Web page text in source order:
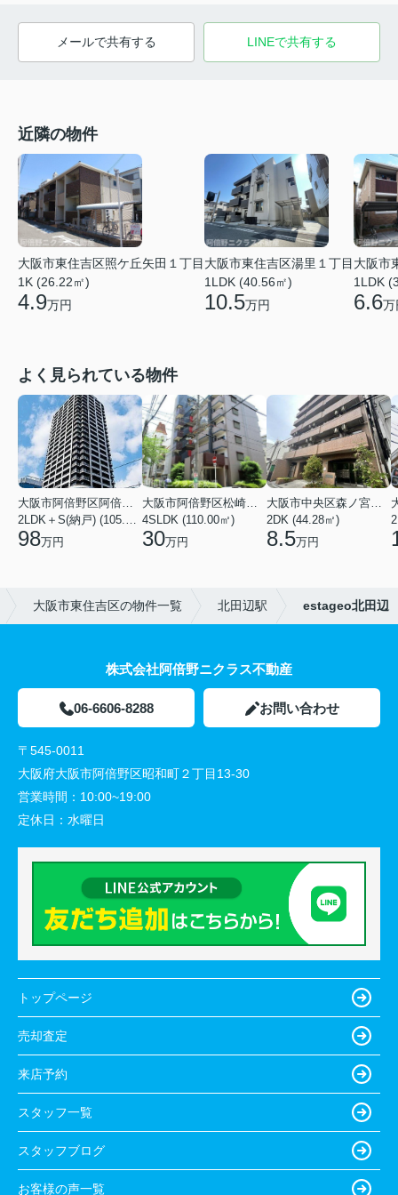
メールで共有する LINEで共有する
近隣の物件
大阪市東住吉区照ケ丘矢田１丁目
1K (26.22㎡)
4.9万円
大阪市東住吉区湯里１丁目
1LDK (40.56㎡)
10.5万円
大阪市
1LDK
6.6万
よく見られている物件
大阪市阿倍野区阿倍野筋１丁目
2LDK＋S(納戸) (105.43㎡)
98万円
大阪市阿倍野区松崎町３丁目
4SLDK (110.00㎡)
30万円
大阪市中央区森ノ宮中央１丁目
2DK (44.28㎡)
8.5万円
大阪市東住吉区の物件一覧 北田辺駅 estageo北田辺
株式会社阿倍野ニクラス不動産
06-6606-8288 お問い合わせ
〒545-0011
大阪府大阪市阿倍野区昭和町２丁目13-30
営業時間： 10:00~19:00
定休日： 水曜日
トップページ
売却査定
来店予約
スタッフ一覧
スタッフブログ
お客様の声一覧